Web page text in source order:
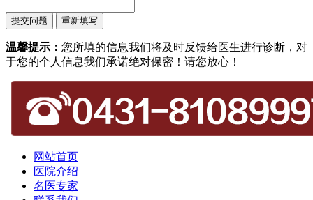
温馨提示： 您所填的信息我们将及时反馈给医生进行诊断，对
于您的个人信息我们承诺绝对保密！请您放心！
网站首页
医院介绍
名医专家